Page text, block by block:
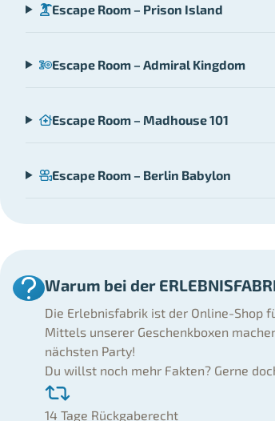
Escape Room – Prison Island
Escape Room – Admiral Kingdom
Escape Room – Madhouse 101
Escape Room – Berlin Babylon
Warum bei der
Die Erlebnisfabrik ist der Online-Shop
Mittels unserer Geschenkboxen
nächsten Party!
Du willst noch mehr Fakten? Gerne
14 Tage Rückgaberecht